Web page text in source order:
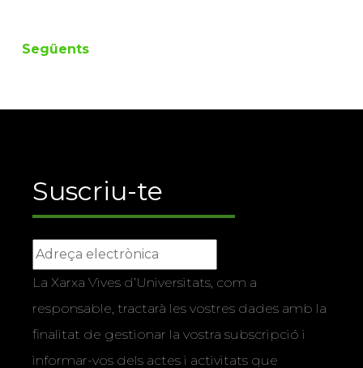
Següents
Suscriu-te
La Xarxa Vives d’Universitats, com a
responsable, tractarà les vostres dades amb la
finalitat de gestionar la vostra subscripció i
informar-vos dels actes i activitats que